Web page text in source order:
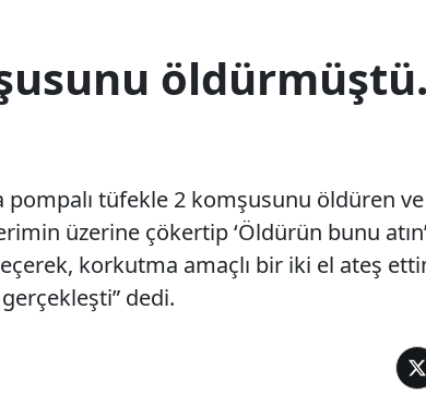
pompalı tüfekle 2 komşusunu öldüren
üzerine çökertip ‘Öldürün bunu
korkutma amaçlı bir iki el ateş
dedi.